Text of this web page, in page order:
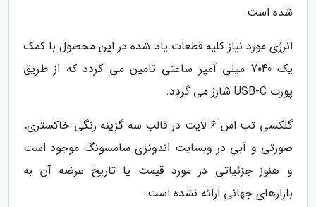
شده است.
انرژی مورد نیاز کلیه قطعات یاد شده در این محصول با کمک
یک 7040 میلی آمپر ساعتی تامین می گردد که از طریق
پورت USB-C شارژ می گردد.
گلکسی تب اس 6 لایت در قالب سه گزینه رنگی خاکستری،
صورتی و آبی در وبسایت اندونزی سامسونگ موجود است
و هنوز جزئیاتی در مورد قیمت یا تاریخ عرضه آن به
بازارهای جهانی ارائه نشده است.